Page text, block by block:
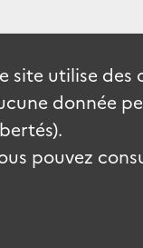
site utilise des
donnée
pouvez